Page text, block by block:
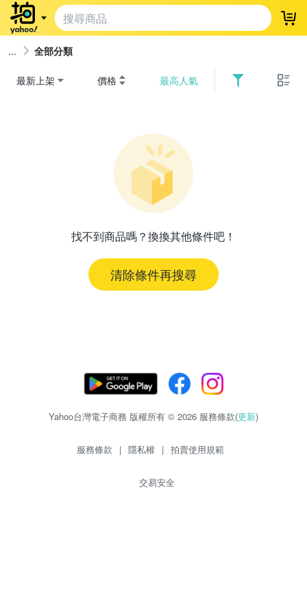
登
全部分類
最新上架 價格 最高人氣
找不到商品嗎？換換其他條件吧！
清除條件再搜尋
Yahoo台灣電子商務 版權所有 © 2026 服務條款(更新)
服務條款 | 隱私權 | 拍賣使用規範
交易安全